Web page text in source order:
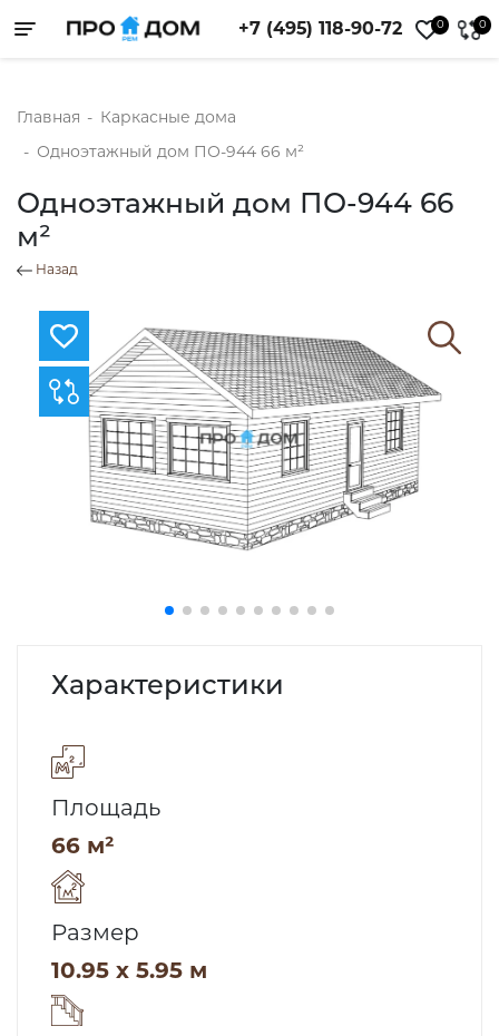
Toggle navigation +7 (495) 118-90-72 0 0
Главная - Каркасные дома
- Одноэтажный дом ПО-944 66 м²
Одноэтажный дом ПО-944 66
м²
Назад
Характеристики
Площадь
66 м²
Размер
10.95 x 5.95 м